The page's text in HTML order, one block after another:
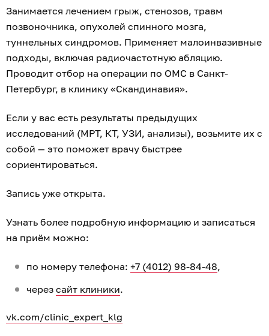
Занимается лечением грыж, стенозов, травм
позвоночника, опухолей спинного мозга,
туннельных синдромов. Применяет малоинвазивные
подходы, включая радиочастотную абляцию.
Проводит отбор на операции по ОМС в Санкт-
Петербург, в клинику «Скандинавия».
Если у вас есть результаты предыдущих
исследований (МРТ, КТ, УЗИ, анализы), возьмите их с
собой — это поможет врачу быстрее
сориентироваться.
Запись уже открыта.
Узнать более подробную информацию и записаться
на приём можно:
по номеру телефона: +7 (4012) 98-84-48,
через сайт клиники.
vk.com/clinic_expert_klg